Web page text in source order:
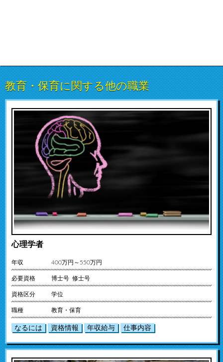
教育・保育に関する他の職業
心理学者
年収 400万円～550万円
必要資格 博士号 修士号
資格区分 学位
職種 教育・保育
なるには 資格情報 年収給与 仕事内容